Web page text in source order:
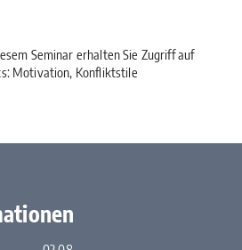
Seminar erhalten Sie Zugriff auf
Motivation, Konfliktstile